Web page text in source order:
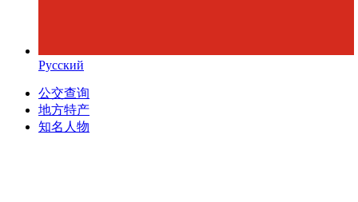
Русский
公交查询
地方特产
知名人物